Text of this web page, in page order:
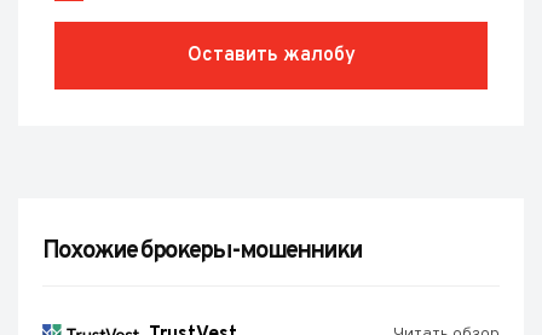
Оставить жалобу
Похожие брокеры-мошенники